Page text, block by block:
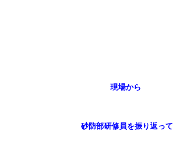
現場から
砂防部研修員を振り返って